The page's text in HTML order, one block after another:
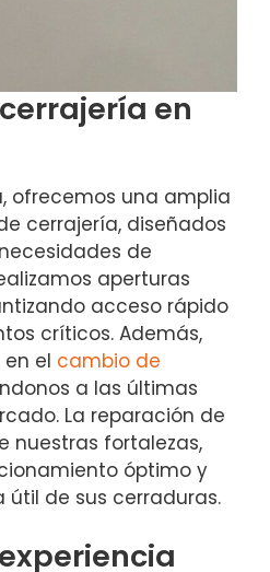
en
ofrecemos una amplia
cerrajería, diseñados
de
aperturas
acceso rápido
críticos. Además,
el cambio de
a las últimas
La reparación de
nuestras fortalezas,
óptimo y
de sus cerraduras.